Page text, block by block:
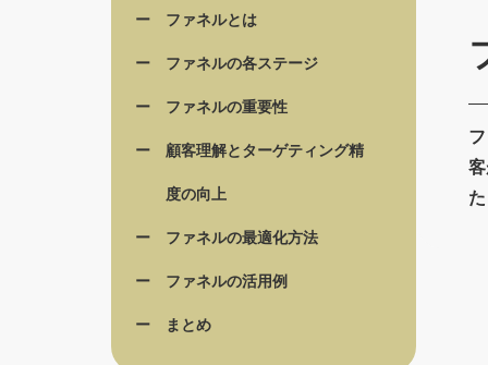
ファネルとは
ファネルの各ステージ
ファネルの重要性
顧客理解とターゲティング精
度の向上
ファネルの最適化方法
ファネルの活用例
まとめ